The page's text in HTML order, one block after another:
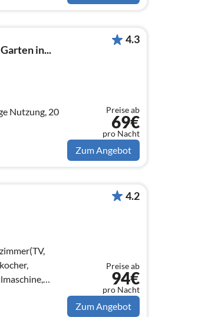
in...
Nutzung, 20
4.3
Preise ab
69€
pro Nacht
Zum Angebot
4.2
Preise ab
94€
pro Nacht
Zum Angebot